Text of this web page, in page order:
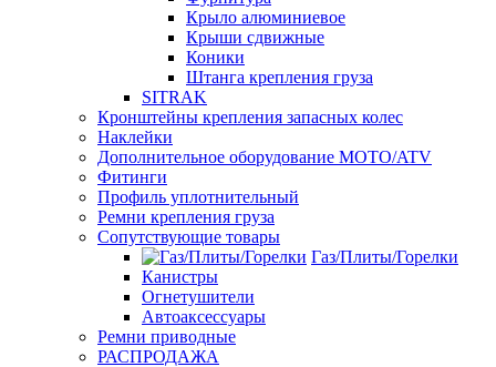
Крыло алюминиевое
Крыши сдвижные
Коники
Штанга крепления груза
SITRAK
Кронштейны крепления запасных колес
Наклейки
Дополнительное оборудование MOTO/ATV
Фитинги
Профиль уплотнительный
Ремни крепления груза
Сопутствующие товары
Газ/Плиты/Горелки
Канистры
Огнетушители
Автоаксессуары
Ремни приводные
РАСПРОДАЖА